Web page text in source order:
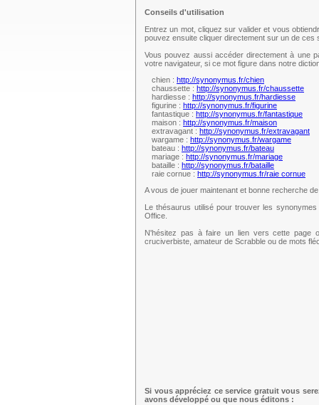
Conseils d'utilisation
Entrez un mot, cliquez sur valider et vous
pouvez ensuite cliquer directement sur un de
Vous pouvez aussi accéder directement à une
votre navigateur, si ce mot figure dans notre
chien : http://synonymus.fr/chien
chaussette : http://synonymus.fr/chaussette
hardiesse : http://synonymus.fr/hardiesse
figurine : http://synonymus.fr/figurine
fantastique : http://synonymus.fr/fantastique
maison : http://synonymus.fr/maison
extravagant : http://synonymus.fr/extravagant
wargame : http://synonymus.fr/wargame
bateau : http://synonymus.fr/bateau
mariage : http://synonymus.fr/mariage
bataille : http://synonymus.fr/bataille
raie cornue : http://synonymus.fr/raie cornue
A vous de jouer maintenant et bonne recherche
Le thésaurus utilisé pour trouver les
Office.
N'hésitez pas à faire un lien vers cette
cruciverbiste, amateur de Scrabble ou de mots
Si vous appréciez ce service gratuit vous
avons développé ou que nous éditons :